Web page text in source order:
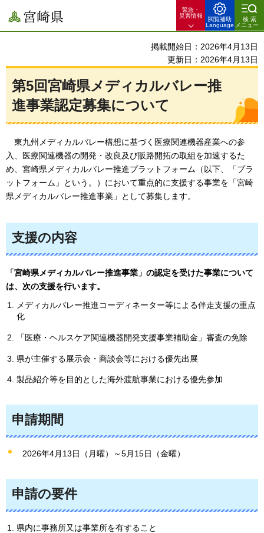
宮崎県
緊急・
災害情報
閲覧補助
Language
検索
メニュー
掲載開始日：2026年4月13日
更新日：2026年4月13日
第5回宮崎県メディカルバレー推
進事業認定募集について
東九州 メディカルバレー構想に基づく医療関連機器産業への参
入、医療関連機器の開発・改良及び販路開拓の取組を加速するた
め、宮崎県メディカルバレー推進プラットフォーム（以下、「プラ
ットフォーム」という。）において重点的に支援する事業を「宮崎
県メディカルバレー推進事業」として募集します。
支援の内容
「宮崎県メディカルバレー推進事業」の認定を受けた事業について
は、次の支援を行います。
メディカルバレー推進コーディネーター等による伴走支援の重点
化
「医療・ヘルスケア関連機器開発支援事業補助金」審査の免除
県が主催する展示会・商談会等における優先出展
製品紹介等を目的とした海外渡航事業における優先参加
申請期間
2026年4月13日（月曜）～5月15日（金曜）
申請の要件
県内に事務所又は事業所を有すること